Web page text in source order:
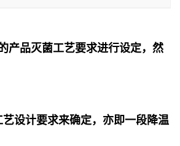
产品灭菌工艺要求进行设定，然
设计要求来确定，亦即一段降温